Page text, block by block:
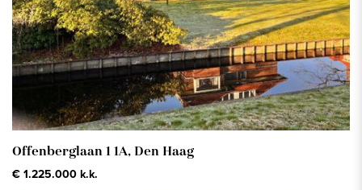
Offenberglaan 1 1A, Den Haag
€ 1.225.000 k.k.